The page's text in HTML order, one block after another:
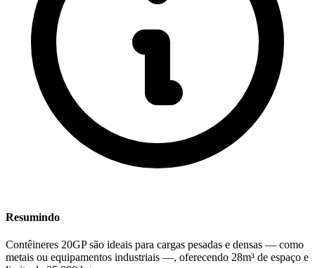
Resumindo
Contêineres 20GP são ideais para cargas pesadas e densas — como
metais ou equipamentos industriais —, oferecendo 28m³ de espaço e